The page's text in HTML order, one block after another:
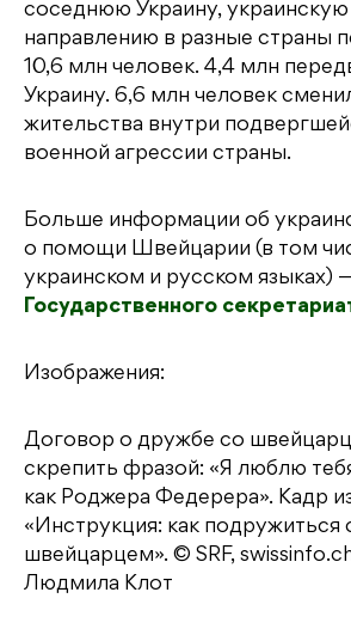
соседнюю Украину, украинскую
направлению в разные страны
10,6 млн человек. 4,4 млн
Украину. 6,6 млн человек
жительства внутри
военной агрессии страны.
Больше информации об
о помощи Швейцарии (в том
украинском и русском языках)
Государственного
Изображения:
Договор о дружбе со
скрепить фразой: «Я люблю
как Роджера Федерера». Кадр
«Инструкция: как подружиться
швейцарцем». © SRF,
Людмила Клот